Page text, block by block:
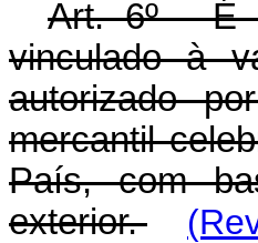
Art. 6º - É
vinculado à
autorizado
mercantil
País, com
exterior.